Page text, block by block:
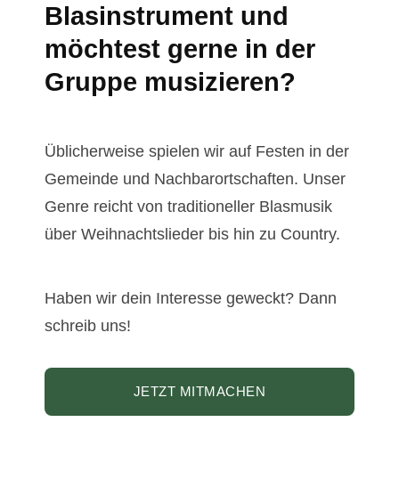
Blasinstrument und
möchtest gerne in der
Gruppe musizieren?
Üblicherweise spielen wir auf Festen in der
Gemeinde und Nachbarortschaften. Unser
Genre reicht von traditioneller Blasmusik
über Weihnachtslieder bis hin zu Country.
Haben wir dein Interesse geweckt? Dann
schreib uns!
JETZT MITMACHEN